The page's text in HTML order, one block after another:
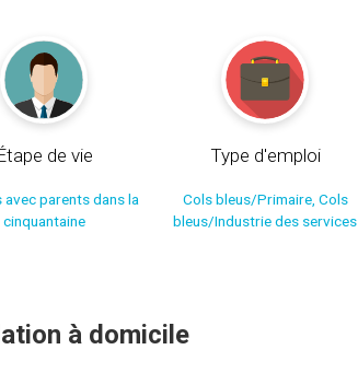
de vie
avec parents dans la
cinquantaine
Type d'emploi
Cols bleus/Primaire, Cols
bleus/Industrie des services
à domicile